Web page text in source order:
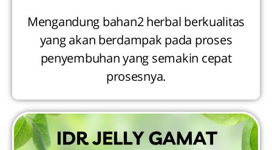
Mengandung bahan2 herbal berkualitas
yang akan berdampak pada proses
penyembuhan yang semakin cepat
prosesnya.